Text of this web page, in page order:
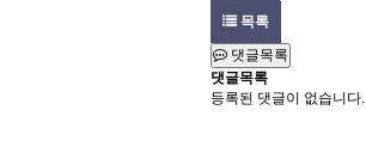
목록
댓글목록
댓글목록
등록된 댓글이 없습니다.